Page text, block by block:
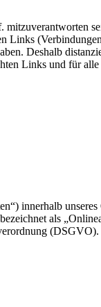
Links
Deshalb
Links und für
innerhalb
als
(DSGVO).